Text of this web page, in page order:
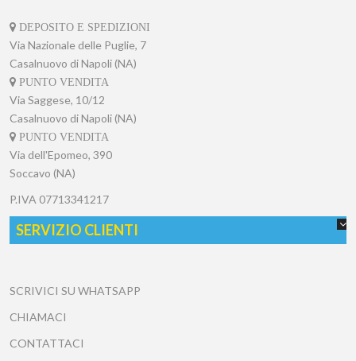
DEPOSITO E SPEDIZIONI
Via Nazionale delle Puglie, 7
Casalnuovo di Napoli (NA)
PUNTO VENDITA
Via Saggese, 10/12
Casalnuovo di Napoli (NA)
PUNTO VENDITA
Via dell'Epomeo, 390
Soccavo (NA)
P.IVA 07713341217
SERVIZIO CLIENTI
SCRIVICI SU WHATSAPP
CHIAMACI
CONTATTACI